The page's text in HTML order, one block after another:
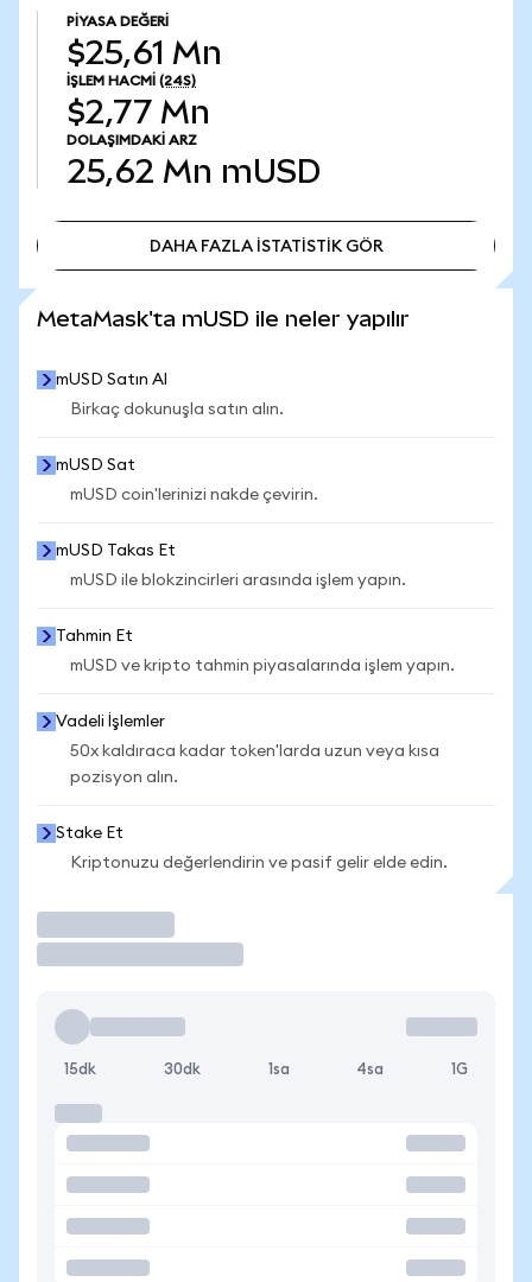
PIYASA DEĞERI
$25,61 Mn
İŞLEM HACMI (24S)
$2,77 Mn
DOLAŞIMDAKI ARZ
25,62 Mn mUSD
DAHA FAZLA İSTATİSTİK GÖR
MetaMask'ta mUSD ile neler yapılır
mUSD Satın Al
Birkaç dokunuşla satın alın.
mUSD Sat
mUSD coin'lerinizi nakde çevirin.
mUSD Takas Et
mUSD ile blokzincirleri arasında işlem yapın.
Tahmin Et
mUSD ve kripto tahmin piyasalarında işlem yapın.
Vadeli İşlemler
50x kaldıraca kadar token'larda uzun veya kısa
pozisyon alın.
Stake Et
Kriptonuzu değerlendirin ve pasif gelir elde edin.
15dk 30dk 1sa 4sa 1G